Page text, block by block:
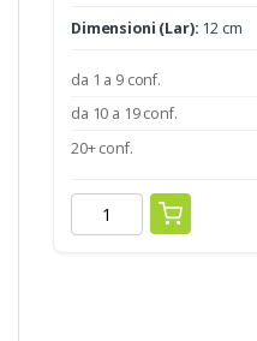
Dimensioni (Lar): 12 cm
da 1 a 9 conf.
da 10 a 19 conf.
20+ conf.